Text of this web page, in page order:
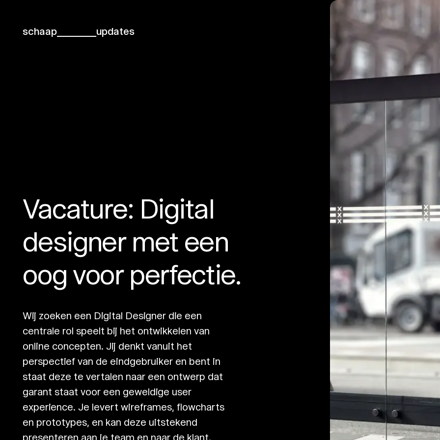
schaap updates
Vacature: Digital
designer met een
oog voor perfectie.
Wij zoeken een Digital Designer die een
centrale rol speelt bij het ontwikkelen van
online concepten. Jij denkt vanuit het
perspectief van de eindgebruiker en bent in
staat deze te vertalen naar een ontwerp dat
garant staat voor een geweldige user
experience. Je levert wireframes, flowcharts
en prototypes, en kan deze uitstekend
presenteren aan je team en naar de klant.